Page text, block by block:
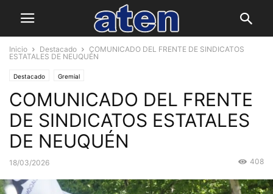
Inicio Destacado
COMUNICADO DEL FRENTE DE SINDICATOS
ESTATALES DE NEUQUÉN
Destacado Gremial
COMUNICADO DEL FRENTE
DE SINDICATOS ESTATALES
DE NEUQUÉN
18/03/2026 408